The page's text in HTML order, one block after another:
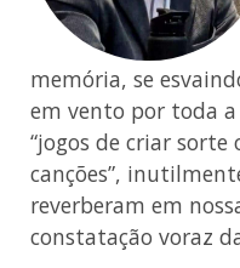
memória, se
em vento por toda a
“jogos de criar sorte
canções”,
reverberam em
constatação voraz